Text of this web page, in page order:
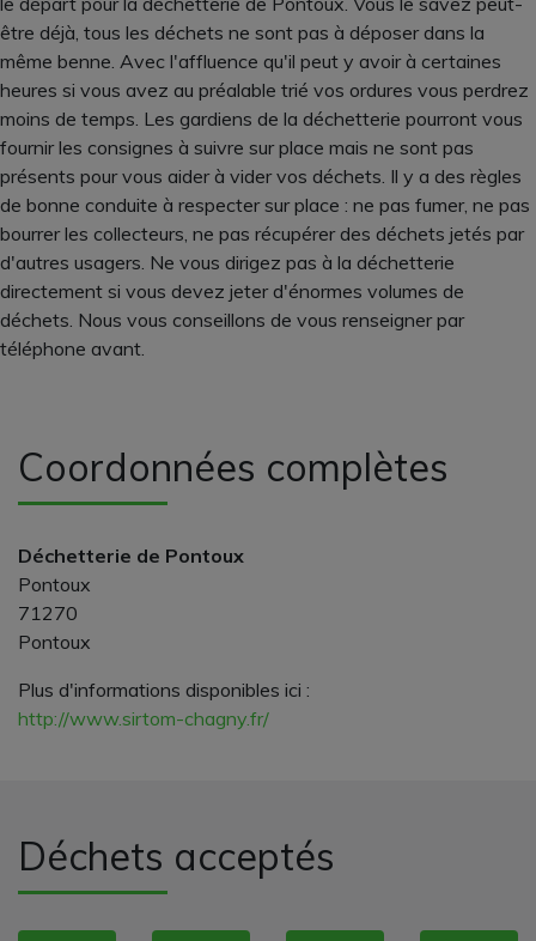
être déjà, tous les déchets ne sont pas à déposer dans la
même benne. Avec l'affluence qu'il peut y avoir à certaines
heures si vous avez au préalable trié vos ordures vous perdrez
moins de temps. Les gardiens de la déchetterie pourront vous
fournir les consignes à suivre sur place mais ne sont pas
présents pour vous aider à vider vos déchets. Il y a des règles
de bonne conduite à respecter sur place : ne pas fumer, ne pas
bourrer les collecteurs, ne pas récupérer des déchets jetés par
d'autres usagers. Ne vous dirigez pas à la déchetterie
directement si vous devez jeter d'énormes volumes de
déchets. Nous vous conseillons de vous renseigner par
téléphone avant.
Coordonnées complètes
Déchetterie de Pontoux
Pontoux
71270
Pontoux
Plus d'informations disponibles ici :
http://www.sirtom-chagny.fr/
Déchets acceptés